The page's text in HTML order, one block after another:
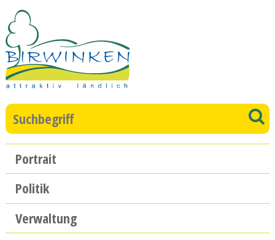
Suchbegriff
Hauptnavigation
Portrait
Politik
Verwaltung